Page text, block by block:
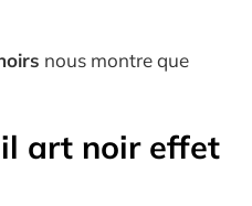
nous montre que
art noir effet